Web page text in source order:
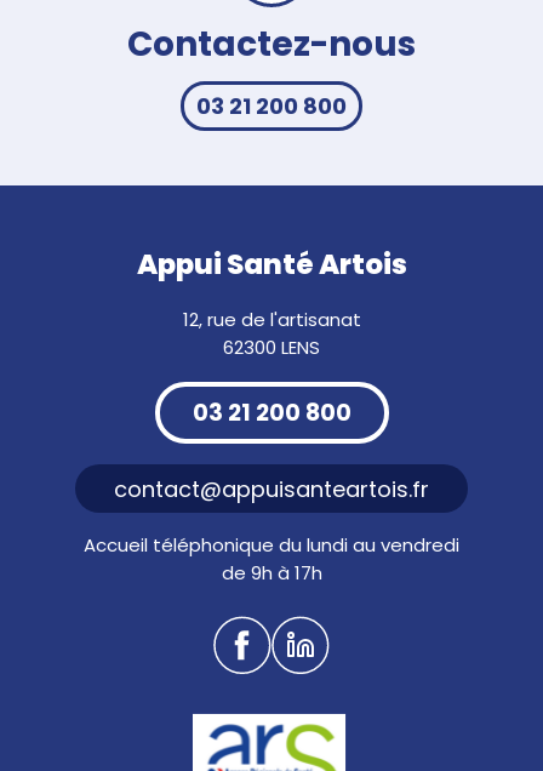
Contactez-nous
03 21 200 800
Appui Santé Artois
12, rue de l'artisanat
62300 LENS
03 21 200 800
contact@appuisanteartois.fr
Accueil téléphonique du lundi au vendredi
de 9h à 17h